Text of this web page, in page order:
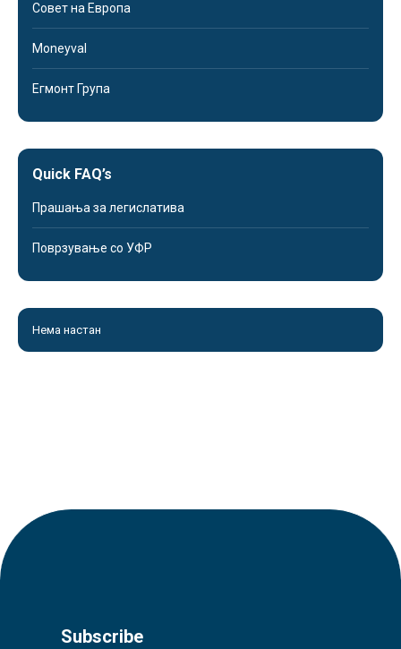
Совет на Европа
Moneyval
Егмонт Група
Quick FAQ’s
Прашања за легислатива
Поврзување со УФР
Нема настан
Subscribe